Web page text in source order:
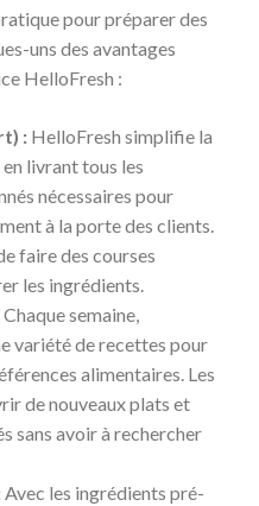
pour préparer des
uns des avantages
HelloFresh :
: HelloFresh simplifie la
livrant tous les
nécessaires pour
à la porte des clients.
faire des courses
les ingrédients.
Chaque semaine,
variété de recettes pour
alimentaires. Les
de nouveaux plats et
sans avoir à rechercher
Avec les ingrédients pré-